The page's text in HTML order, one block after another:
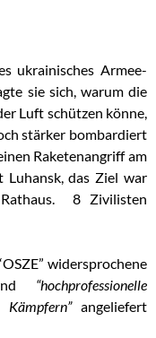
ukrainisches Armee-
sie sich, warum die
Luft schützen könne,
stärker bombardiert
Raketenangriff am
das Ziel war
8 Zivilisten
widersprochene
“hochprofessionelle
Kämpfern”angeliefert